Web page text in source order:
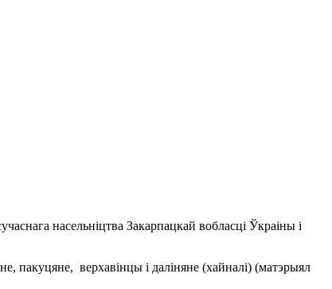
насельніцтва Закарпацкай вобласці Ўкраіны і
пакуцяне, верхавінцы і даліняне (хайналі) (матэрыял